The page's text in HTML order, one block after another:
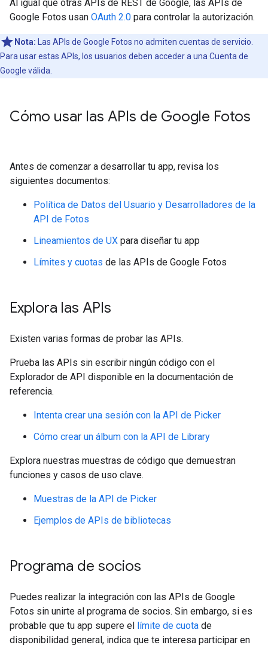
Al igual que otras APIs de REST de Google, las APIs de
Google Fotos usan OAuth 2.0 para controlar la autorización.
Nota: Las APIs de Google Fotos no admiten cuentas de servicio.
Para usar estas APIs, los usuarios deben acceder a una Cuenta de
Google válida.
Cómo usar las APIs de Google Fotos
Antes de comenzar a desarrollar tu app, revisa los
siguientes documentos:
Política de Datos del Usuario y Desarrolladores de la
API de Fotos
Lineamientos de UX para diseñar tu app
Límites y cuotas de las APIs de Google Fotos
Explora las APIs
Existen varias formas de probar las APIs.
Prueba las APIs sin escribir ningún código con el
Explorador de API disponible en la documentación de
referencia.
Intenta crear una sesión con la API de Picker
Cómo crear un álbum con la API de Library
Explora nuestras muestras de código que demuestran
funciones y casos de uso clave.
Muestras de la API de Picker
Ejemplos de APIs de bibliotecas
Programa de socios
Puedes realizar la integración con las APIs de Google
Fotos sin unirte al programa de socios. Sin embargo, si es
probable que tu app supere el límite de cuota de
disponibilidad general, indica que te interesa participar en